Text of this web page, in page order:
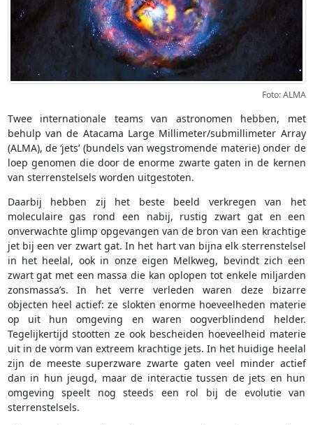
Foto: ALMA
Twee internationale teams van astronomen hebben, met
behulp van de Atacama Large Millimeter/submillimeter Array
(ALMA), de ‘jets’ (bundels van wegstromende materie) onder de
loep genomen die door de enorme zwarte gaten in de kernen
van sterrenstelsels worden uitgestoten.
Daarbij hebben zij het beste beeld verkregen van het
moleculaire gas rond een nabij, rustig zwart gat en een
onverwachte glimp opgevangen van de bron van een krachtige
jet bij een ver zwart gat. In het hart van bijna elk sterrenstelsel
in het heelal, ook in onze eigen Melkweg, bevindt zich een
zwart gat met een massa die kan oplopen tot enkele miljarden
zonsmassa’s. In het verre verleden waren deze bizarre
objecten heel actief: ze slokten enorme hoeveelheden materie
op uit hun omgeving en waren oogverblindend helder.
Tegelijkertijd stootten ze ook bescheiden hoeveelheid materie
uit in de vorm van extreem krachtige jets. In het huidige heelal
zijn de meeste superzware zwarte gaten veel minder actief
dan in hun jeugd, maar de interactie tussen de jets en hun
omgeving speelt nog steeds een rol bij de evolutie van
sterrenstelsels.